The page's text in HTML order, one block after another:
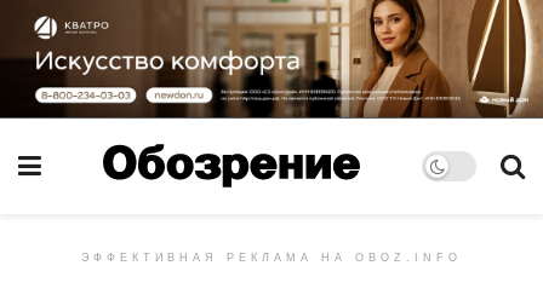
ЭФФЕКТИВНАЯ РЕКЛАМА НА OBOZ.INFO